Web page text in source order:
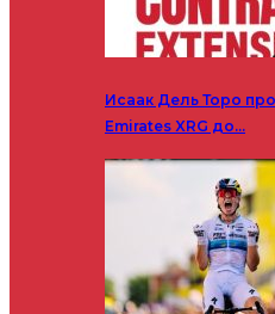
Исаак Дель Торо
Emirates XRG до…